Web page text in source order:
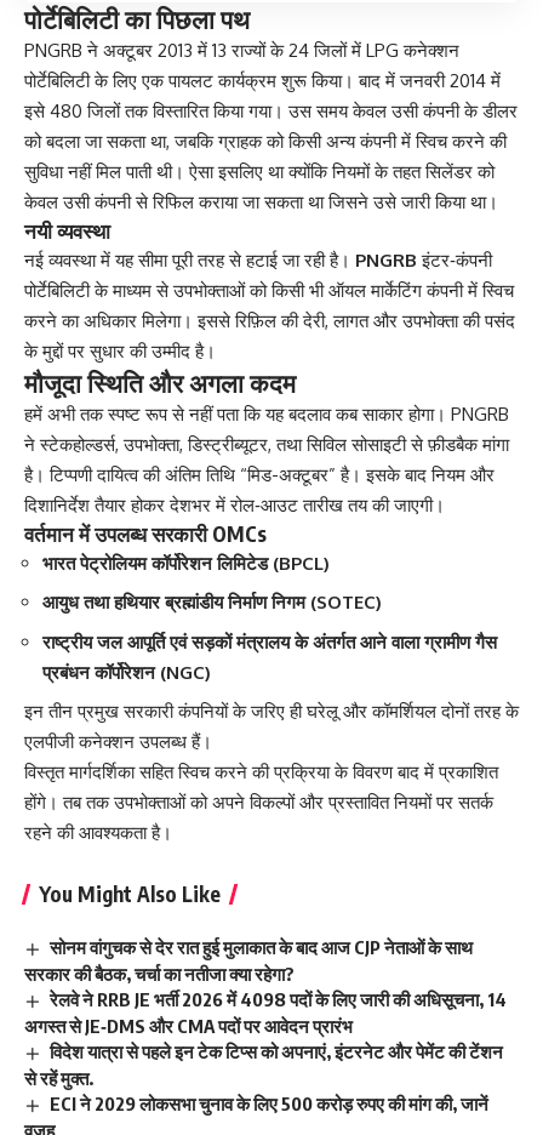
पोर्टेबिलिटी का पिछला पथ
PNGRB ने अक्टूबर 2013 में 13 राज्यों के 24 जिलों में LPG कनेक्शन
पोर्टेबिलिटी के लिए एक पायलट कार्यक्रम शुरू किया। बाद में जनवरी 2014 में
इसे 480 जिलों तक विस्तारित किया गया। उस समय केवल उसी कंपनी के डीलर
को बदला जा सकता था, जबकि ग्राहक को किसी अन्य कंपनी में स्विच करने की
सुविधा नहीं मिल पाती थी। ऐसा इसलिए था क्योंकि नियमों के तहत सिलेंडर को
केवल उसी कंपनी से रिफिल कराया जा सकता था जिसने उसे जारी किया था।
नयी व्यवस्था
नई व्यवस्था में यह सीमा पूरी तरह से हटाई जा रही है। PNGRB इंटर‑कंपनी
पोर्टेबिलिटी के माध्यम से उपभोक्ताओं को किसी भी ऑयल मार्केटिंग कंपनी में स्विच
करने का अधिकार मिलेगा। इससे रिफ़िल की देरी, लागत और उपभोक्ता की पसंद
के मुद्दों पर सुधार की उम्मीद है।
मौजूदा स्थिति और अगला कदम
हमें अभी तक स्पष्ट रूप से नहीं पता कि यह बदलाव कब साकार होगा। PNGRB
ने स्टेकहोल्डर्स, उपभोक्ता, डिस्ट्रीब्यूटर, तथा सिविल सोसाइटी से फ़ीडबैक मांगा
है। टिप्पणी दायित्व की अंतिम तिथि “मिड-अक्टूबर” है। इसके बाद नियम और
दिशानिर्देश तैयार होकर देशभर में रोल‑आउट तारीख तय की जाएगी।
वर्तमान में उपलब्ध सरकारी OMCs
भारत पेट्रोलियम कॉर्पोरेशन लिमिटेड (BPCL)
आयुध तथा हथियार ब्रह्मांडीय निर्माण निगम (SOTEC)
राष्ट्रीय जल आपूर्ति एवं सड़कों मंत्रालय के अंतर्गत आने वाला ग्रामीण गैस
प्रबंधन कॉर्पोरेशन (NGC)
इन तीन प्रमुख सरकारी कंपनियों के जरिए ही घरेलू और कॉमर्शियल दोनों तरह के
एलपीजी कनेक्शन उपलब्ध हैं।
विस्तृत मार्गदर्शिका सहित स्विच करने की प्रक्रिया के विवरण बाद में प्रकाशित
होंगे। तब तक उपभोक्ताओं को अपने विकल्पों और प्रस्तावित नियमों पर सतर्क
रहने की आवश्यकता है।
You Might Also Like
सोनम वांगुचक से देर रात हुई मुलाकात के बाद आज CJP नेताओं के साथ
सरकार की बैठक, चर्चा का नतीजा क्या रहेगा?
रेलवे ने RRB JE भर्ती 2026 में 4098 पदों के लिए जारी की अधिसूचना, 14
अगस्त से JE‑DMS और CMA पदों पर आवेदन प्रारंभ
विदेश यात्रा से पहले इन टेक टिप्स को अपनाएं, इंटरनेट और पेमेंट की टेंशन
से रहें मुक्त.
ECI ने 2029 लोकसभा चुनाव के लिए 500 करोड़ रुपए की मांग की, जानें
वजह